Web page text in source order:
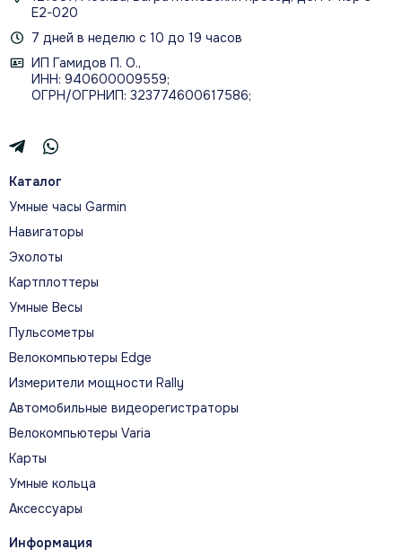
До 7 дней работы
Период работы батареи до 7 дней (без
отслеживания Pulse Ox во время сна); браслет
можно не снимать во время плавания и в душе
Стильный фитнес-браслет для
наблюдения за здоровьем и
спортивной формой
и связи, а также официальные изображения и видео
этой модели.
ГАЛЕРЕЯ
Garmin Vivosmart 4 черный
большой размер во всех деталях
Е2-020
7 дней в неделю с 10 до 19 часов
ИП Гамидов П. О.,
ИНН: 940600009559;
ОГРН/ОГРНИП: 323774600617586;
Каталог
Умные часы Garmin
Навигаторы
Эхолоты
Картплоттеры
Умные Весы
Пульсометры
Велокомпьютеры Edge
Измерители мощности Rally
Автомобильные видеорегистраторы
Велокомпьютеры Varia
Карты
Умные кольца
Аксессуары
Информация